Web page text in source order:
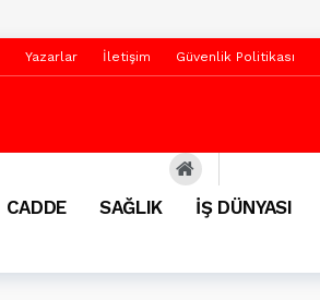
Yazarlar İletişim Güvenlik Politikası
CADDE SAĞLIK İŞ DÜNYASI